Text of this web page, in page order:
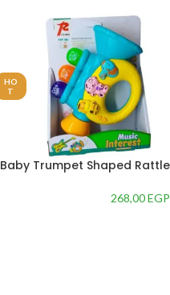
HO
T
Baby Trumpet Shaped Rattle
Skills
268,00EGP